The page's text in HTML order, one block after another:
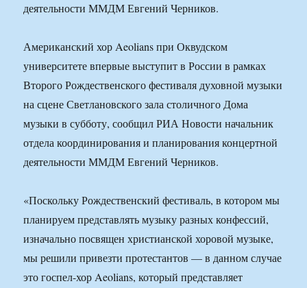
деятельности ММДМ Евгений Черников.
Американский хор Aeolians при Оквудском
университете впервые выступит в России в рамках
Второго Рождественского фестиваля духовной музыки
на сцене Светлановского зала столичного Дома
музыки в субботу, сообщил РИА Новости начальник
отдела координирования и планирования концертной
деятельности ММДМ Евгений Черников.
«Поскольку Рождественский фестиваль, в котором мы
планируем представлять музыку разных конфессий,
изначально посвящен христианской хоровой музыке,
мы решили привезти протестантов — в данном случае
это госпел-хор Aeolians, который представляет